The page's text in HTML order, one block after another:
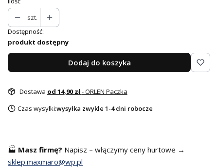
szt.
Dostępność:
produkt dostępny
Dodaj do koszyka
Dostawa od 14,90 zł- ORLEN Paczka
Czas wysyłki:wysyłka zwykle 1-4 dni robocze
🏭 Masz firmę? Napisz – włączymy ceny hurtowe →
sklep.maxmaro@wp.pl